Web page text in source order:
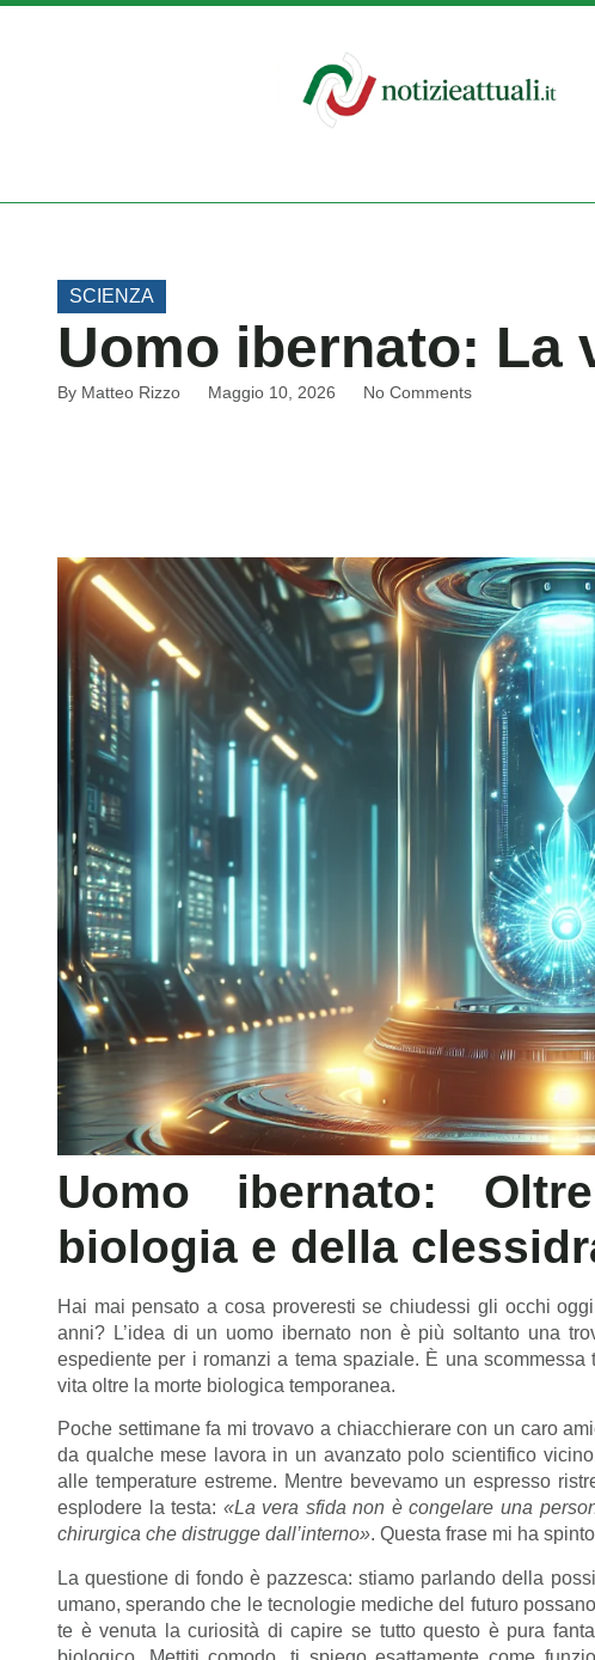
SCIENZA
Uomo ibernato: La
By Matteo Rizzo Maggio 10, 2026 No Comments
Uomo ibernato:
biologia e della
Hai mai pensato a cosa proveresti se chiudessi gli occhi
anni? L’idea di un uomo ibernato non è più soltanto una
espediente per i romanzi a tema spaziale. È una
vita oltre la morte biologica temporanea.
Poche settimane fa mi trovavo a chiacchierare con un caro
da qualche mese lavora in un avanzato polo scientifico
alle temperature estreme. Mentre bevevamo un espresso
esplodere la testa: «La vera sfida non è congelare una
chirurgica che distrugge dall’interno». Questa frase mi ha
La questione di fondo è pazzesca: stiamo parlando della
umano, sperando che le tecnologie mediche del futuro
te è venuta la curiosità di capire se tutto questo è pura